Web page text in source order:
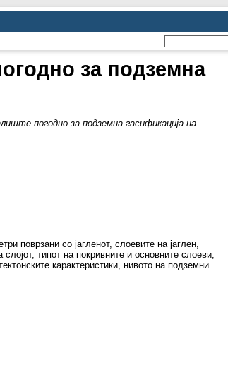
за подземна
погодно за подземна гасификација на
поврзани со јагленот, слоевите на јаглен,
типот на покривните и основните слоеви,
карактеристики, нивото на подземни